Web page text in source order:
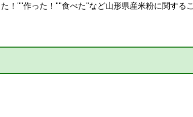
！""作った！""食べた"など山形県産米粉に関するこ